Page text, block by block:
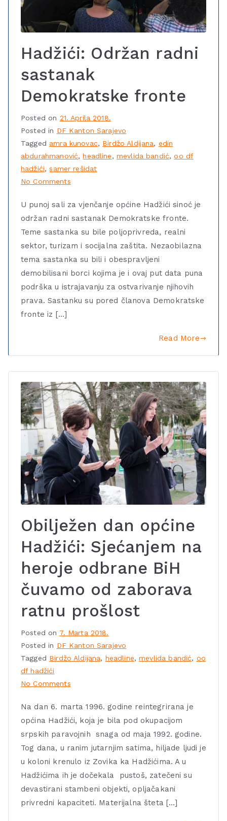
Hadžići: Održan radni
sastanak
Demokratske fronte
Posted on 21. Aprila 2018.
Posted in DF Kanton Sarajevo
Tagged amra kunovac, Birdžo Aldijana, edin
abdurahmanović,headline, mevlida bandić,oo df
hadžići,samer rešidat
No Comments
U punoj sali za vjenčanje općine Hadžići sinoć je
održan radni sastanak Demokratske fronte.
Teme sastanka su bile poljoprivreda, realni
sektor, turizam i socijalna zaštita. Nezaobilazna
tema sastanka su bili i obespravljeni
demobilisani borci kojima je i ovaj put data puna
podrška u istrajavanju za ostvarivanje njihovih
prava. Sastanku su pored članova Demokratske
fronte iz […]
Read More
Obilježen dan općine
Hadžići: Sjećanjem na
heroje odbrane BiH
čuvamo od zaborava
ratnu prošlost
Posted on 7. Marta 2018.
Posted in DF Kanton Sarajevo
Tagged Birdžo Aldijana, headline,mevlida bandić, oo
df hadžići
No Comments
Na dan 6. marta 1996. godine reintegrirana je
općina Hadžići, koja je bila pod okupacijom
srpskih paravojnih snaga od maja 1992. godine.
Tog dana, u ranim jutarnjim satima, hiljade ljudi je
u koloni krenulo iz Zovika ka Hadžićima. A u
Hadžićima ih je dočekala pustoš, zatečeni su
devastirani stambeni objekti, opljačakani
privredni kapaciteti. Materijalna šteta […]